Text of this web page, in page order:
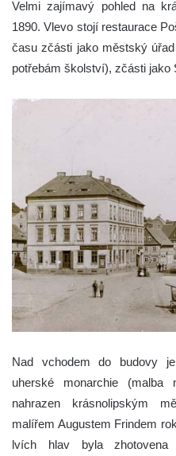
Velmi zajímavý pohled na
1890. Vlevo stojí restaurace
času zčásti jako městský
potřebám školství), zčásti jako
Nad vchodem do budovy
uherské monarchie
nahrazen krásnolipským
malířem Augustem Frindem
lvích hlav byla zhotovena